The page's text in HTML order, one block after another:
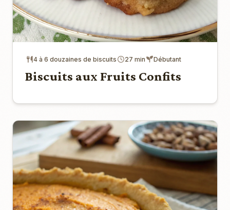
4 à 6 douzaines de biscuits 27 min Débutant
Biscuits aux Fruits Confits